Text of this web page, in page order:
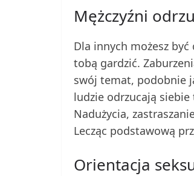
Mężczyźni
Dla innych możesz
tobą gardzić.
swój temat, podobnie
ludzie odrzucają
Nadużycia,
Lecząc podstawową
Orientacja